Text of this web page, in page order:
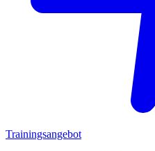
Trainingsangebot